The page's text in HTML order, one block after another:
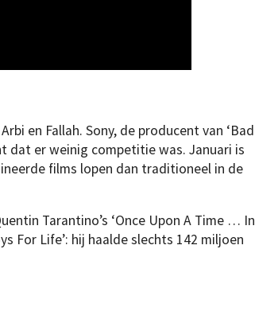
en Fallah. Sony, de producent van ‘Bad
dat er weinig competitie was. Januari is
films lopen dan traditioneel in de
Tarantino’s ‘Once Upon A Time … In
For Life’: hij haalde slechts 142 miljoen